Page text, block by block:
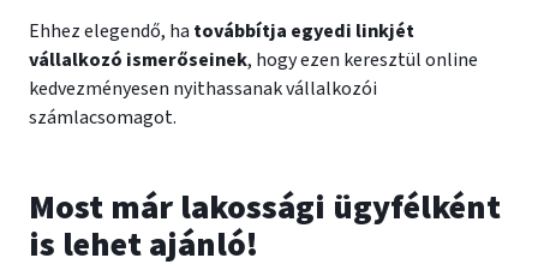
Ehhez elegendő, ha továbbítja egyedi linkjét
vállalkozó ismerőseinek, hogy ezen keresztül online
kedvezményesen nyithassanak vállalkozói
számlacsomagot.
Most már lakossági ügyfélként
is lehet ajánló!